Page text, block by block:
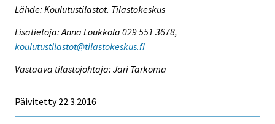
Lähde: Koulutustilastot. Tilastokeskus
Lisätietoja: Anna Loukkola 029 551 3678,
koulutustilastot@tilastokeskus.fi
Vastaava tilastojohtaja: Jari Tarkoma
Päivitetty 22.3.2016